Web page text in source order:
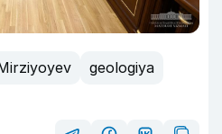
geologiya